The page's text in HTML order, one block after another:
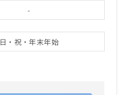
-
日・祝・年末年始